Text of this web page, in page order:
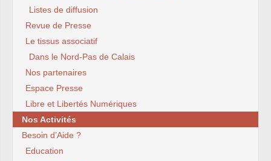
Listes de diffusion
Revue de Presse
Le tissus associatif
Dans le Nord-Pas de Calais
Nos partenaires
Espace Presse
Libre et Libertés Numériques
Nos Activités
Besoin d’Aide ?
Education